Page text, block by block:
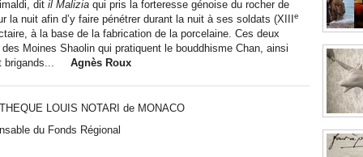
dit il Malizia qui pris la forteresse génoise du rocher de
nuit afin d’y faire pénétrer durant la nuit à ses soldats (XIII
e
à la base de la fabrication de la porcelaine. Ces deux
Moines Shaolin qui pratiquent le bouddhisme Chan, ainsi
brigands... Agnès Roux
LOUIS NOTARI de MONACO
du Fonds Régional